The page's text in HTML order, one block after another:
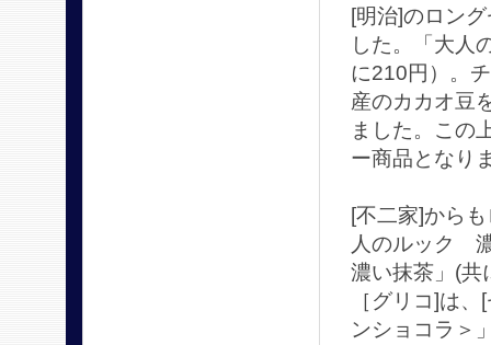
[明治]のロン
した。「大人
に210円）。
産のカカオ豆
ました。この
ー商品となり
[不二家]から
人のルック
濃い抹茶」(共
［グリコ]は
ンショコラ＞